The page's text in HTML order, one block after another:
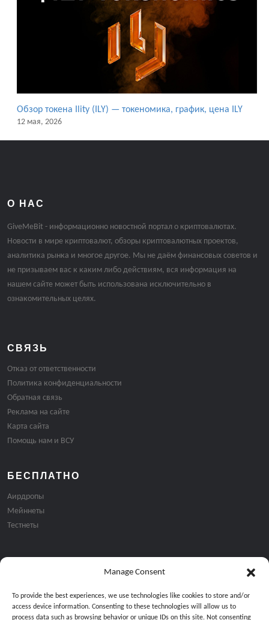
Manage Consent
To provide the best experiences, we use technologies like cookies to store and/or
access device information. Consenting to these technologies will allow us to
process data such as browsing behavior or unique IDs on this site. Not consenting
Обзор токена Ility (ILY) — токеномика, график, цена ILY
12 мая, 2026
О НАС
GiveMeBit - информационно новостной портал о криптовалютах.
Новости в мире криптовалют, обзоры криптовалютных проектов,
аналитика рынка и многое другое. Мы не даём финансовых советов и
не призываем вас к каким либо действиям, вся информация на
нашем сайте может быть использована исключительно в
ознакомительных целях.
СВЯЗЬ
Отказ от ответственности
Политика конфиденциальности
Обратная связь
Реклама на сайте
Карта сайта
Помощь нам и ВСУ
БЕСПЛАТНО
Аирдропы
Мейннеты
Тестнеты
Подписка на email рассылку: